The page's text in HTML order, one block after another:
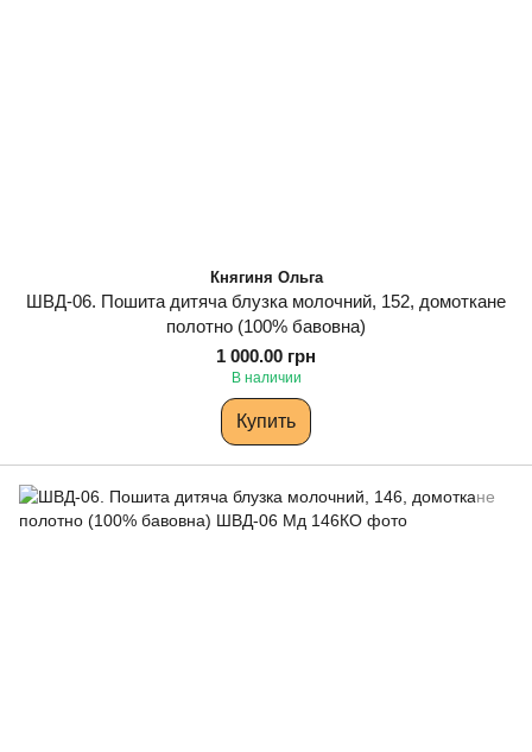
Княгиня Ольга
ШВД-06. Пошита дитяча блузка молочний, 152, домоткане
полотно (100% бавовна)
1 000.00 грн
В наличии
Купить